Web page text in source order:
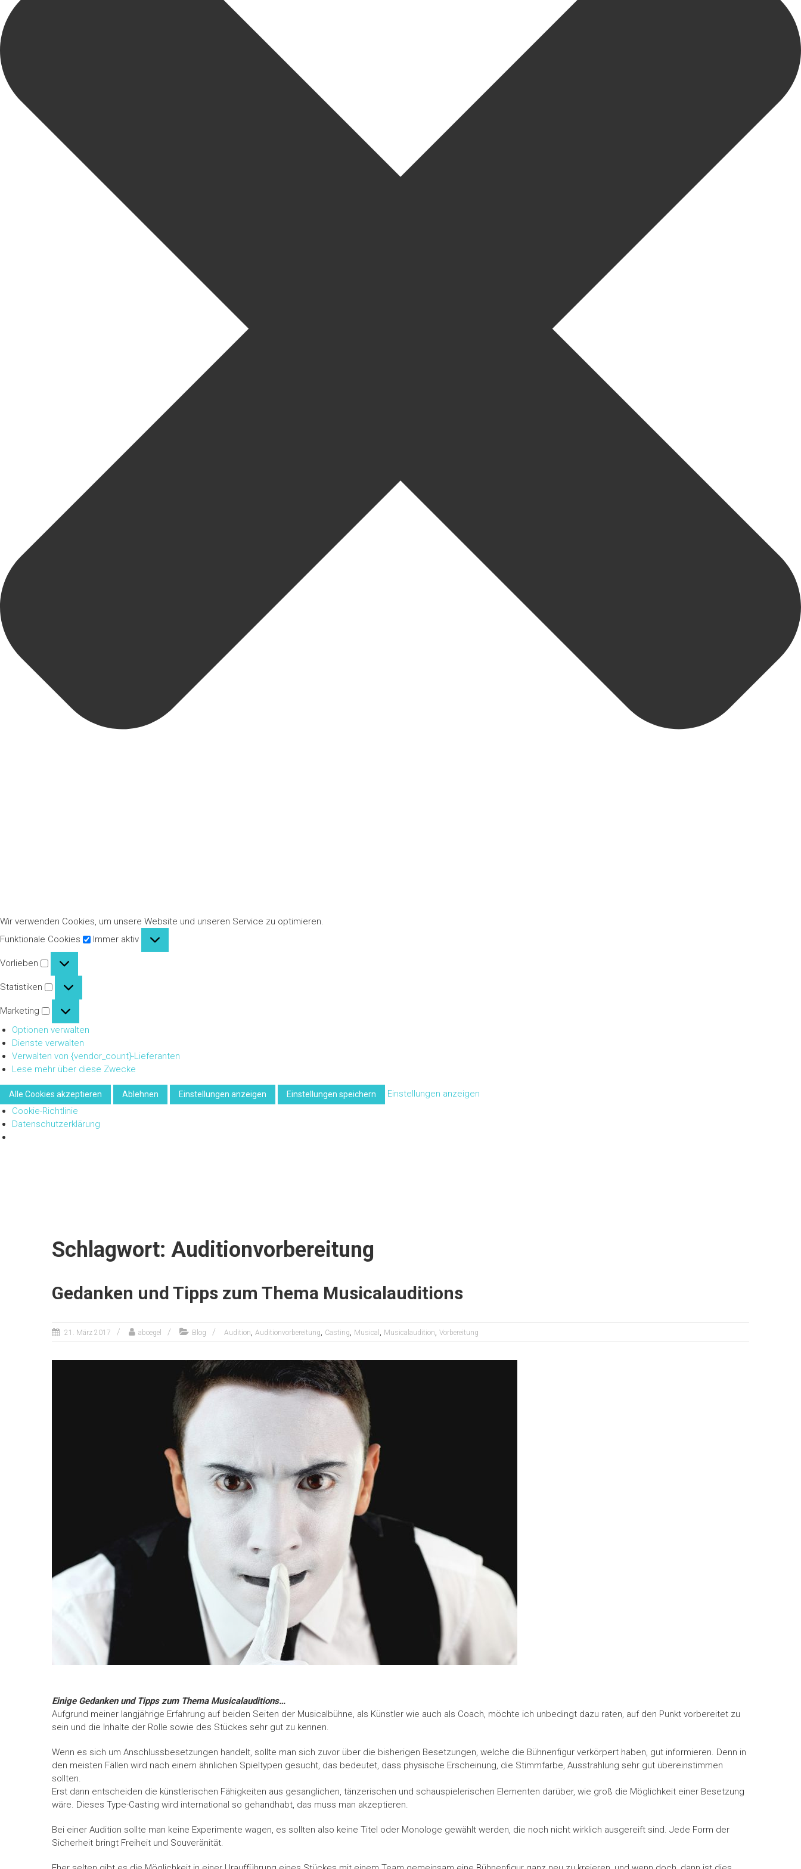
Wir verwenden Cookies, um unsere Website und unseren Service zu optimieren.
Funktionale Cookies
Funktionale
Immer aktiv
Vorlieben
Statistiken
Marketing
Optionen verwalten
Dienste verwalten
Verwalten von {vendor_count}-Lieferanten
Lese mehr über diese Zwecke
Alle Cookies akzeptieren Ablehnen Einstellungen anzeigen Einstellungen speichern
Einstellungen anzeigen
Cookie-Richtlinie
Datenschutzerklärung
Schlagwort: Auditionvorbereitung
Gedanken und Tipps zum Thema Musicalauditions
21. März 2017 aboegel Blog Audition, Auditionvorbereitung, Casting, Musical , Musicalaudition, Vorbereitung
Einige Gedanken und Tipps zum Thema Musicalauditions…
Aufgrund meiner langjährige Erfahrung auf beiden Seiten der Musicalbühne, als Künstler wie auch als Coach, möchte ich unbedingt dazu raten, auf den Punkt vorbereitet zu
sein und die Inhalte der Rolle sowie des Stückes sehr gut zu kennen.
Wenn es sich um Anschlussbesetzungen handelt, sollte man sich zuvor über die bisherigen Besetzungen, welche die Bühnenfigur verkörpert haben, gut informieren. Denn in
den meisten Fällen wird nach einem ähnlichen Spieltypen gesucht, das bedeutet, dass physische Erscheinung, die Stimmfarbe, Ausstrahlung sehr gut übereinstimmen
sollten.
Erst dann entscheiden die künstlerischen Fähigkeiten aus gesanglichen, tänzerischen und schauspielerischen Elementen darüber, wie groß die Möglichkeit einer Besetzung
wäre. Dieses Type-Casting wird international so gehandhabt, das muss man akzeptieren.
Bei einer Audition sollte man keine Experimente wagen, es sollten also keine Titel oder Monologe gewählt werden, die noch nicht wirklich ausgereift sind. Jede Form der
Sicherheit bringt Freiheit und Souveränität.